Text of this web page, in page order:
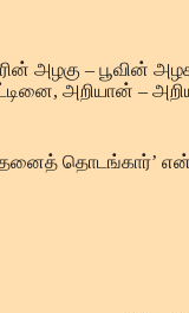
அழகு – பூவின்
அறியான் –
தொடங்கார்’ என்பது